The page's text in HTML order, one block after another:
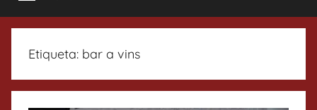
Etiqueta: bar a vins